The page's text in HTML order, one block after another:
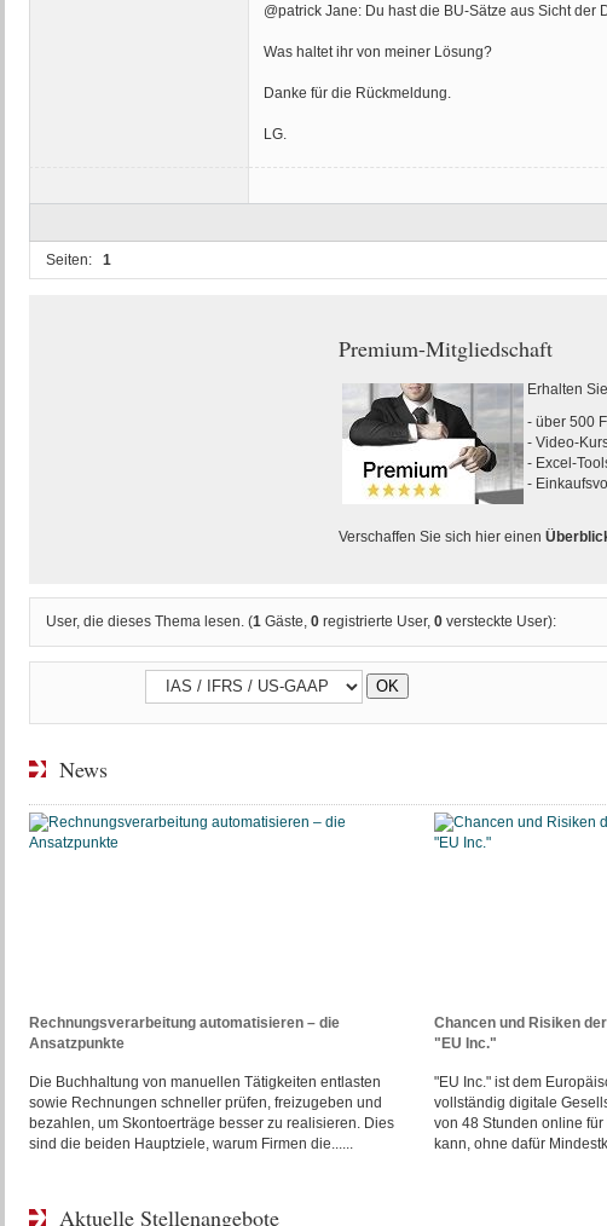
@patrick Jane: Du hast die BU-Sätze aus Sicht der
Was haltet ihr von meiner Lösung?
Danke für die Rückmeldung.
LG.
Seiten: 1
Premium-Mitgliedschaft
Erhalten
- über 500
- Video-
- Excel-
-
Verschaffen Sie sich hier einen
User, die dieses Thema lesen. (1 Gäste, 0registrierte User, 0versteckte User):
News
Rechnungsverarbeitung automatisieren – die
Ansatzpunkte
Die Buchhaltung von manuellen Tätigkeiten entlasten
sowie Rechnungen schneller prüfen, freizugeben und
bezahlen, um Skontoerträge besser zu realisieren. Dies
sind die beiden Hauptziele, warum Firmen die......
Chancen und Risiken
"EU Inc."
"EU Inc." ist dem
vollständig digitale
von 48 Stunden online
kann, ohne dafür
Aktuelle Stellenangebote